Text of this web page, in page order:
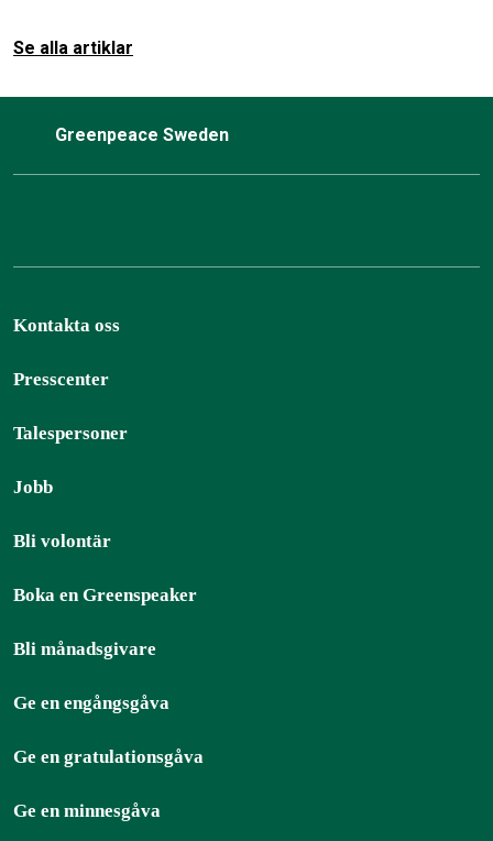
Se alla artiklar
Greenpeace Sweden
Kontakta oss
Presscenter
Talespersoner
Jobb
Bli volontär
Boka en Greenspeaker
Bli månadsgivare
Ge en engångsgåva
Ge en gratulationsgåva
Ge en minnesgåva